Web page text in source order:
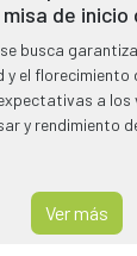
de inicio
busca
y el florecimiento
a los
y rendimiento
Ver más